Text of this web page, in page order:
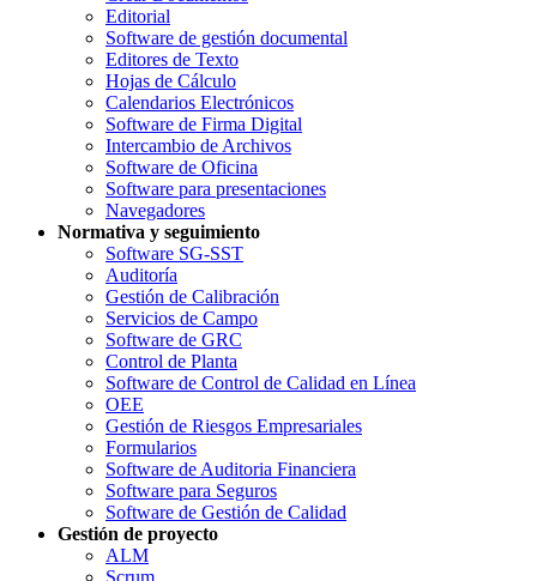
Editorial
Software de gestión documental
Editores de Texto
Hojas de Cálculo
Calendarios Electrónicos
Software de Firma Digital
Intercambio de Archivos
Software de Oficina
Software para presentaciones
Navegadores
Normativa y seguimiento
Software SG-SST
Auditoría
Gestión de Calibración
Servicios de Campo
Software de GRC
Control de Planta
Software de Control de Calidad en Línea
OEE
Gestión de Riesgos Empresariales
Formularios
Software de Auditoria Financiera
Software para Seguros
Software de Gestión de Calidad
Gestión de proyecto
ALM